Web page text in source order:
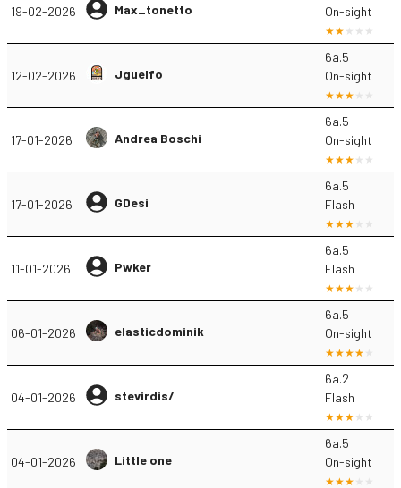
19-02-2026 Max_tonetto
On-sight
12-02-2026 Jguelfo
6a.5
On-sight
17-01-2026 Andrea Boschi
6a.5
On-sight
17-01-2026 GDesi
6a.5
Flash
11-01-2026 Pwker
6a.5
Flash
06-01-2026 elasticdominik
6a.5
On-sight
04-01-2026 stevirdis/
6a.2
Flash
04-01-2026 Little one
6a.5
On-sight